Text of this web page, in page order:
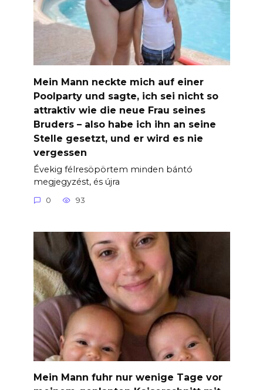
Mein Mann neckte mich auf einer
Poolparty und sagte, ich sei nicht so
attraktiv wie die neue Frau seines
Bruders – also habe ich ihn an seine
Stelle gesetzt, und er wird es nie
vergessen
Évekig félresöpörtem minden bántó
megjegyzést, és újra
0 93
Mein Mann fuhr nur wenige Tage vor